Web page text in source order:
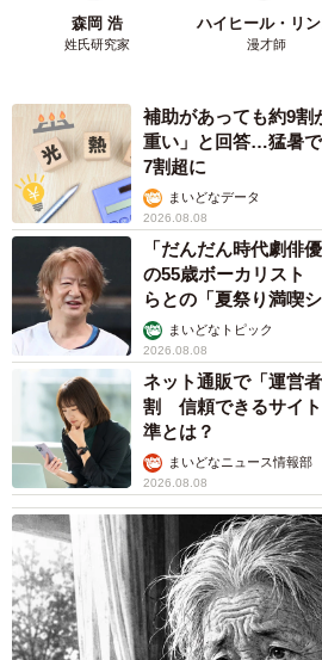
森岡 浩
姓氏研究家
ハイヒール・リ
漫才師
補助があっても約9割
重い」と回答…猛暑
7割超に
まいどなデータ
2026.08.08
「だんだん時代劇俳
の55歳ボーカリスト
らとの「夏祭り満喫
まいどなトピック
2026.08.08
ネット通販で「運営
割 信頼できるサイ
準とは？
まいどなニュース情報部
2026.08.08